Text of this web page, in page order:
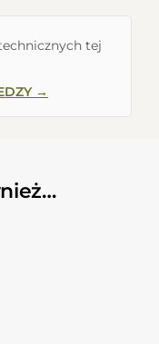
tej
→